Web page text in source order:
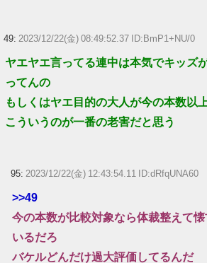
49: 2023/12/22(金) 08:49:52.37 ID:BmP1+NU/0
ヤエヤエ言ってる連中は本気でキッズ
ってんの
もしくはヤエ目的の大人が今の本数以
こういうのが一番の老害だと思う
95: 2023/12/22(金) 12:43:54.11 ID:dRfqUNA60
>>49
今の本数が比較対象なら体裁整えて
いるだろ
バケルどんだけ過大評価してるんだ